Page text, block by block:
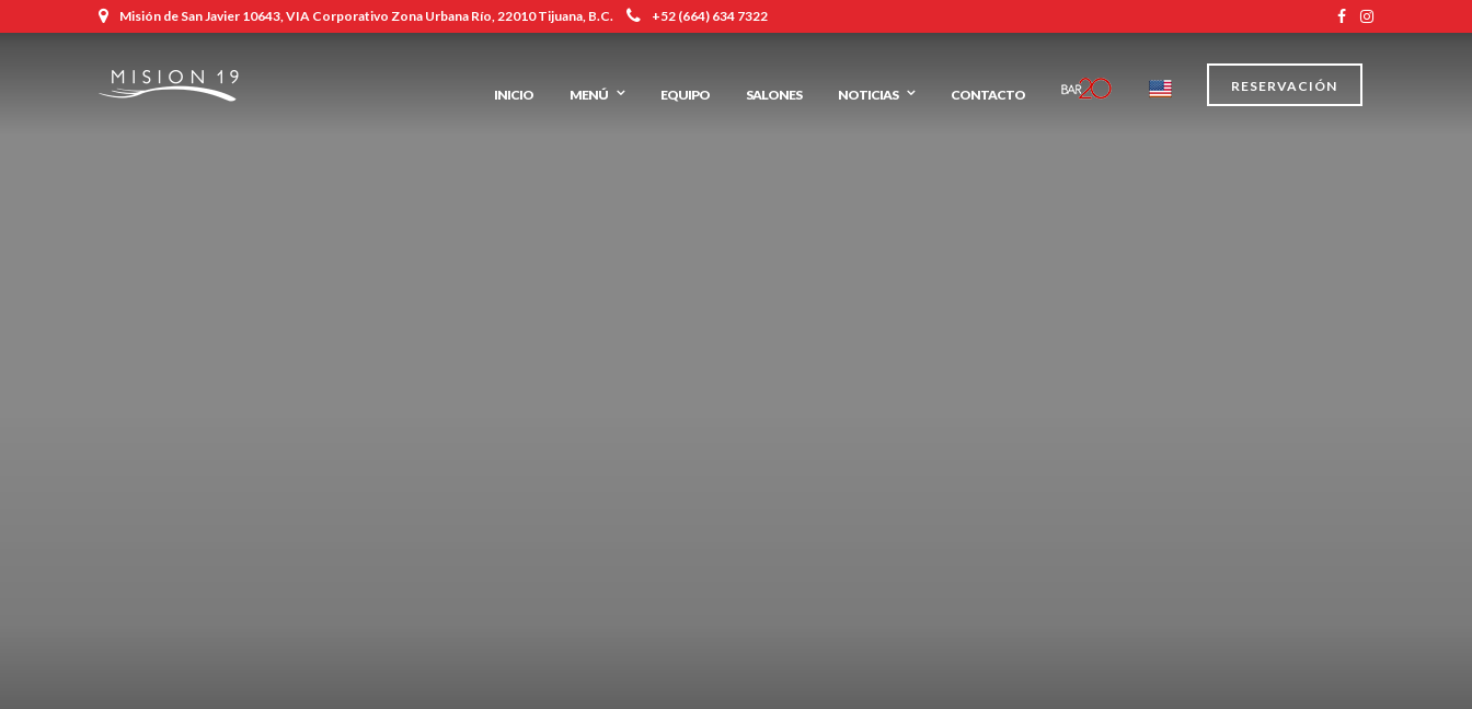
Misión de San Javier 10643, VIA Corporativo Zona Urbana Río, 22010 Tijuana, B.C. +52 (664) 634 7322
RESERVACIÓN
INICIO MENÚ EQUIPO SALONES NOTICIAS CONTACTO